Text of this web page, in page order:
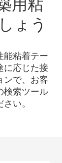
用粘
ょう
能粘着テー
に応じた接
ンで、お客
検索ツール
い。